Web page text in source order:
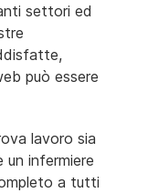
settori ed
può essere
lavoro sia
infermiere
a tutti